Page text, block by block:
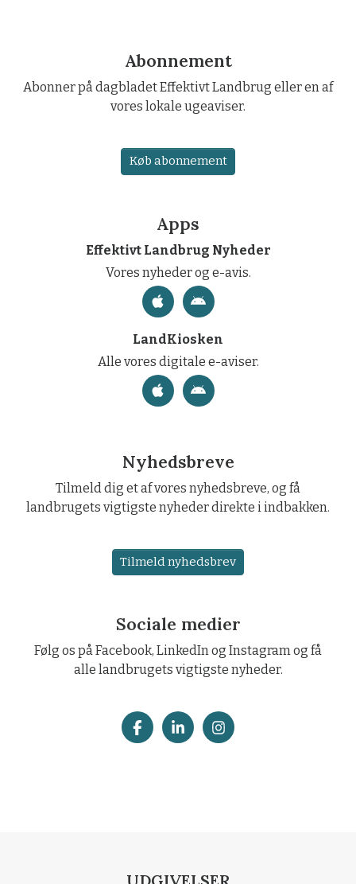
Abonnement
Abonner på dagbladet Effektivt Landbrug eller en af
vores lokale ugeaviser.
Køb abonnement
Apps
Effektivt Landbrug Nyheder
Vores nyheder og e-avis.
LandKiosken
Alle vores digitale e-aviser.
Nyhedsbreve
Tilmeld dig et af vores nyhedsbreve, og få
landbrugets vigtigste nyheder direkte i indbakken.
Tilmeld nyhedsbrev
Sociale medier
Følg os på Facebook, LinkedIn og Instagram og få
alle landbrugets vigtigste nyheder.